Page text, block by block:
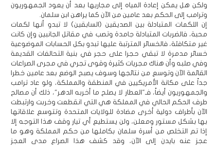
ولكن هل يمكن إعادة المياه إلى مجاريها بعد أن يعود الجمهوريون
وترامب إلى الحكم بعد عامين من الآن كما يراهن ابن سلمان.
إن اللكمات المتبادلة بين الصديقين (السابقين) لا تبدو أنها لكمات
محبة، فالضربات المتبادلة جامدة وتصب في مقاتل الجانبين وإن كانت
غير متكافئة، فالخسائر المترتبة عليها تبدو بكل الحسابات الموضوعية
خسائر مدمرة لا تبقي حجرا على حجر في بنية التحالفات القديمة
وفي صلبه وأن هناك مجريات كثيرة وقوى تجري في مجرى الصراعات
القائمة الآن وتوسع من نتائجها وسوف يصبح الوضع بعد عامين خطرا
جداً على مكانة الأمريكيين في المنطقة والمملكة، ولو عاد ترامب
والجمهوريون أيضاً، فـ"العطار لا يصلح ما أخربه الدهر"، ذلك أن مصالح
طرف الحكم الحالي في المملكة هي التي انقطعت وخربت وارتبطت
الآن بأطراف دولية أخرى مضادة للولايات المتحدة وتتوسع علاقاتها
بها بشكل مستور ومعلن، ولن يستطيع أي تيار وقف هذا التوجه إلا
إذا تم التخلص من أسرة سلمان بكاملها من حكم المملكة وهو ما
عجز عنه بايدن إلى الآن، وقد كشف هذا الصراع مدى العجز